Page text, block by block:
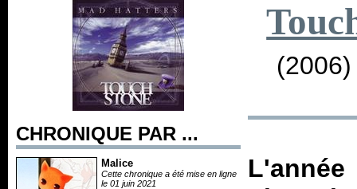
CHRONIQUE PAR ...
Malice
Cette chronique a été mise en ligne
le 01 juin 2021